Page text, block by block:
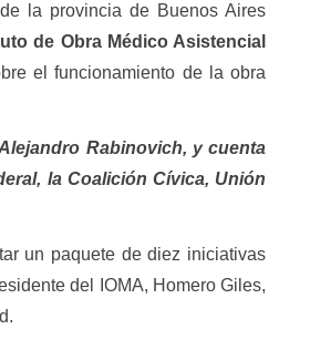
la provincia de Buenos Aires
de Obra Médico Asistencial
el funcionamiento de la obra
Rabinovich, y cuenta
la Coalición Cívica, Unión
un paquete de diez iniciativas
del IOMA, Homero Giles,